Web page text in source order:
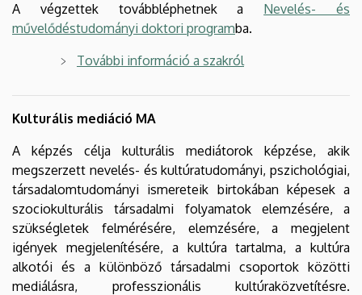
A végzettek továbbléphetnek a Nevelés- és
művelődéstudományi doktori programba.
További információ a szakról
Kulturális mediáció MA
A képzés célja kulturális mediátorok képzése, akik
megszerzett nevelés- és kultúratudományi, pszichológiai,
társadalomtudományi ismereteik birtokában képesek a
szociokulturális társadalmi folyamatok elemzésére, a
szükségletek felmérésére, elemzésére, a megjelent
igények megjelenítésére, a kultúra tartalma, a kultúra
alkotói és a különböző társadalmi csoportok közötti
mediálásra, professzionális kultúraközvetítésre.